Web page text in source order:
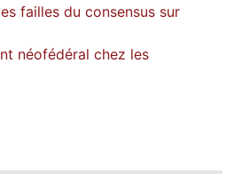
failles du consensus sur
néofédéral chez les